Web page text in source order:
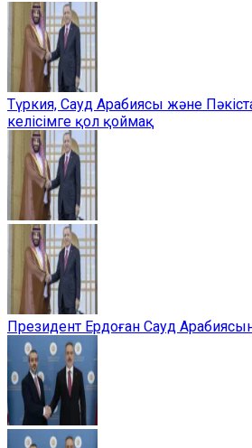
Түркия, Сауд Арабиясы және
келісімге қол қоймақ
Президент Ердоған Сауд